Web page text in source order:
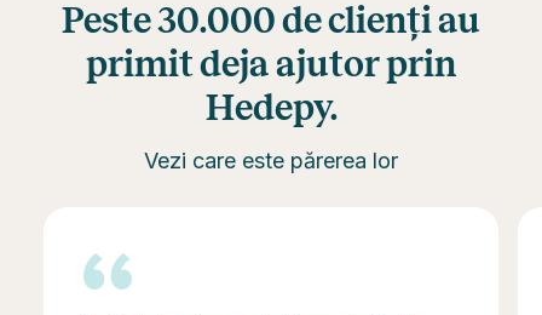
Peste 30.000 de clienți au
primit deja ajutor prin
Hedepy.
Vezi care este părerea lor